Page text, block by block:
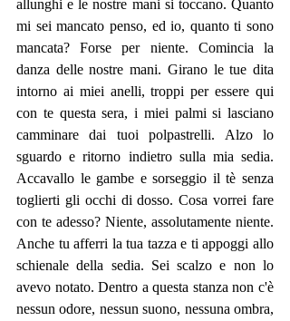
allunghi e le nostre mani si toccano. Quanto
mi sei mancato penso, ed io, quanto ti sono
mancata? Forse per niente. Comincia la
danza delle nostre mani. Girano le tue dita
intorno ai miei anelli, troppi per essere qui
con te questa sera, i miei palmi si lasciano
camminare dai tuoi polpastrelli. Alzo lo
sguardo e ritorno indietro sulla mia sedia.
Accavallo le gambe e sorseggio il tè senza
toglierti gli occhi di dosso. Cosa vorrei fare
con te adesso? Niente, assolutamente niente.
Anche tu afferri la tua tazza e ti appoggi allo
schienale della sedia. Sei scalzo e non lo
avevo notato. Dentro a questa stanza non c'è
nessun odore, nessun suono, nessuna ombra,